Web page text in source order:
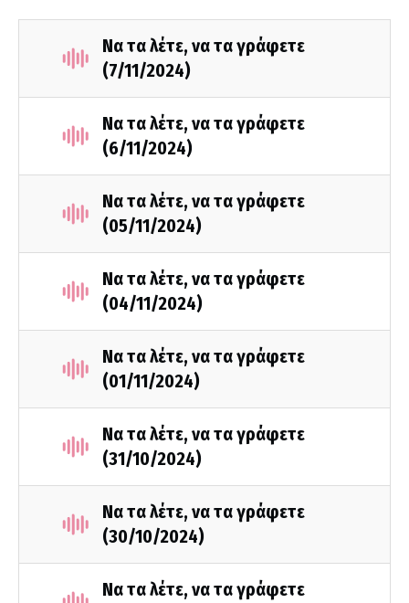
Να τα λέτε, να τα γράφετε
(7/11/2024)
Να τα λέτε, να τα γράφετε
(6/11/2024)
Να τα λέτε, να τα γράφετε
(05/11/2024)
Να τα λέτε, να τα γράφετε
(04/11/2024)
Να τα λέτε, να τα γράφετε
(01/11/2024)
Να τα λέτε, να τα γράφετε
(31/10/2024)
Να τα λέτε, να τα γράφετε
(30/10/2024)
Να τα λέτε, να τα γράφετε